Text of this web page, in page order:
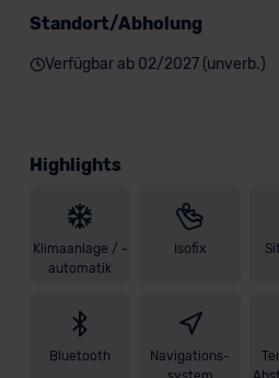
Standort/Abholung
Verfügbar ab 02/2027 (unverb.)
Highlights
Klimaanlage / -
automatik
Isofix
Bluetooth
Navigations-